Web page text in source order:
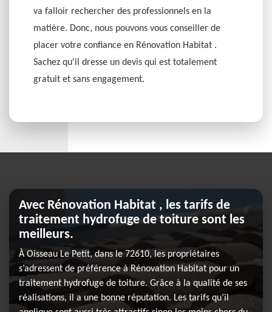
va falloir rechercher des professionnels en la
matière. Donc, nous pouvons vous conseiller de
placer votre confiance en Rénovation Habitat .
Sachez qu'il dresse un devis qui est totalement
gratuit et sans engagement.
Avec Rénovation Habitat , les tarifs de
traitement hydrofuge de toiture sont les
meilleurs.
À Oisseau Le Petit, dans le 72610, les propriétaires
s’adressent de préférence à Rénovation Habitat pour un
traitement hydrofuge de toiture. Grâce à la qualité de ses
réalisations, il a une bonne réputation. Les tarifs qu’il